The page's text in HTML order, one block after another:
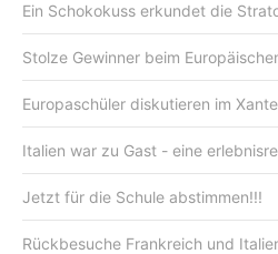
Ein Schokokuss erkundet die
Stolze Gewinner beim
Europaschüler diskutieren im
Italien war zu Gast - eine
Jetzt für die Schule abstimmen!!!
Rückbesuche Frankreich und